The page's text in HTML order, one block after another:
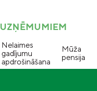
UZŅĒMUMIEM
Nelaimes
gadījumu
apdrošināšana
Mūža
pensija